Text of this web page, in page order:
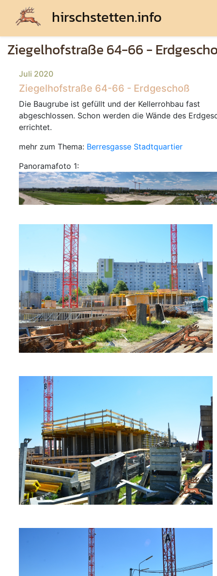
hirschstetten.info
Ziegelhofstraße 64-66 -
Juli 2020
Ziegelhofstraße 64-66 - Erdgeschoß
Die Baugrube ist gefüllt und der Kellerrohbau fast
abgeschlossen. Schon werden die Wände des
errichtet.
mehr zum Thema: Berresgasse Stadtquartier
Panoramafoto 1: